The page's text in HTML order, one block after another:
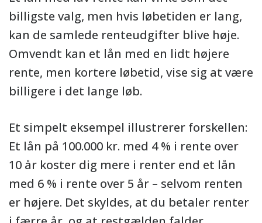
billigste valg, men hvis løbetiden er lang,
kan de samlede renteudgifter blive høje.
Omvendt kan et lån med en lidt højere
rente, men kortere løbetid, vise sig at være
billigere i det lange løb.
Et simpelt eksempel illustrerer forskellen:
Et lån på 100.000 kr. med 4 % i rente over
10 år koster dig mere i renter end et lån
med 6 % i rente over 5 år – selvom renten
er højere. Det skyldes, at du betaler renter